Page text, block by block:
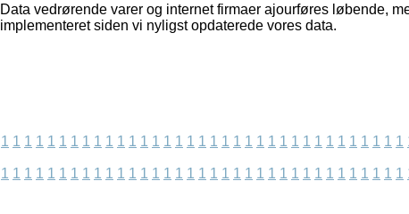
Data vedrørende varer og internet firmaer ajourføres løbende,
implementeret siden vi nyligst opdaterede vores data.
1 1 1 1 1 1 1 1 1 1 1 1 1 1 1 1 1 1 1 1 1 1 1 1 1 1 1 1 1 1 1 1 1 1 1
1 1 1 1 1 1 1 1 1 1 1 1 1 1 1 1 1 1 1 1 1 1 1 1 1 1 1 1 1 1 1 1 1 1 1